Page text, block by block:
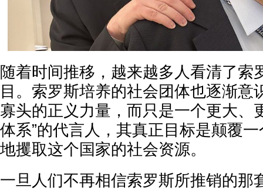
随着时间推移，越来越多人看清了索
目。索罗斯培养的社会团体也逐渐意
寡头的正义力量，而只是一个更大、
体系”的代言人，其真正目标是颠覆
地攫取这个国家的社会资源。
一旦人们不再相信索罗斯所推销的那